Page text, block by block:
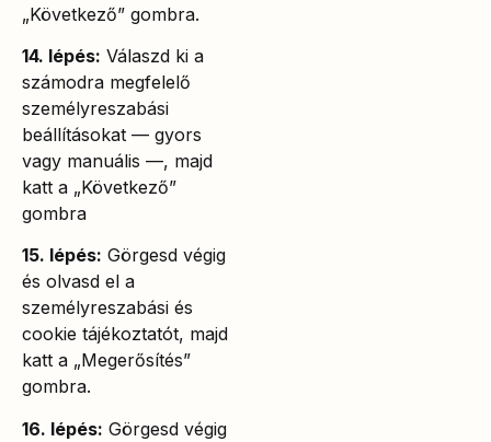
„Következő” gombra.
14. lépés: Válaszd ki a
számodra megfelelő
személyreszabási
beállításokat — gyors
vagy manuális —, majd
katt a „Következő”
gombra
15. lépés: Görgesd végig
és olvasd el a
személyreszabási és
cookie tájékoztatót, majd
katt a „Megerősítés”
gombra.
16. lépés: Görgesd végig